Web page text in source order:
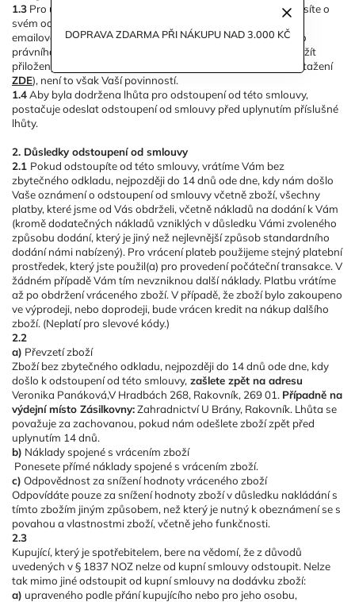
DOPRAVA ZDARMA PŘI NÁKUPU NAD 3.000 KČ
1.3 Pro účely uplatnění práva na odstoupení od smlouvy musíte o
svém odstoupení od této smlouvy informovat společnost na
emailové adrese info@bygreyson.cz formou jednostranného
právního jednání (dopisem zaslaným e-mailem). Můžete použít
přiložený vzorový formulář pro odstoupení od smlouvy (ke stažení
ZDE), není to však Vaší povinností.
1.4Aby byla dodržena lhůta pro odstoupení od této smlouvy,
postačuje odeslat odstoupení od smlouvy před uplynutím příslušné
lhůty.
2. Důsledky odstoupení od smlouvy
2.1 Pokud odstoupíte od této smlouvy, vrátíme Vám bez
zbytečného odkladu, nejpozději do 14 dnů ode dne, kdy nám došlo
Vaše oznámení o odstoupení od smlouvy včetně zboží, všechny
platby, které jsme od Vás obdrželi, včetně nákladů na dodání k Vám
(kromě dodatečných nákladů vzniklých v důsledku Vámi zvoleného
způsobu dodání, který je jiný než nejlevnější způsob standardního
dodání námi nabízený). Pro vrácení plateb použijeme stejný platební
prostředek, který jste použil(a) pro provedení počáteční transakce. V
žádném případě Vám tím nevzniknou další náklady. Platbu vrátíme
až po obdržení vráceného zboží. V případě, že zboží bylo zakoupeno
ve výprodeji, nebo doprodeji, bude vrácen kredit na nákup dalšího
zboží. (Neplatí pro slevové kódy.)
2.2
a) Převzetí zboží
Zboží bez zbytečného odkladu, nejpozději do 14 dnů ode dne, kdy
došlo k odstoupení od této smlouvy, zašlete zpět na adresu
Veronika Panáková,V Hradbách 268, Rakovník, 269 01. Případně na
výdejní místo Zásilkovny:Zahradnictví U Brány, Rakovník. Lhůta se
považuje za zachovanou, pokud nám odešlete zboží zpět před
uplynutím 14 dnů.
b) Náklady spojené s vrácením zboží
Ponesete přímé náklady spojené s vrácením zboží.
c) Odpovědnost za snížení hodnoty vráceného zboží
Odpovídáte pouze za snížení hodnoty zboží v důsledku nakládání s
tímto zbožím jiným způsobem, než který je nutný k obeznámení se s
povahou a vlastnostmi zboží, včetně jeho funkčnosti.
2.3
Kupující, který je spotřebitelem, bere na vědomí, že z důvodů
uvedených v § 1837 NOZ nelze od kupní smlouvy odstoupit. Nelze
tak mimo jiné odstoupit od kupní smlouvy na dodávku zboží:
a) upraveného podle přání kupujícího nebo pro jeho osobu,